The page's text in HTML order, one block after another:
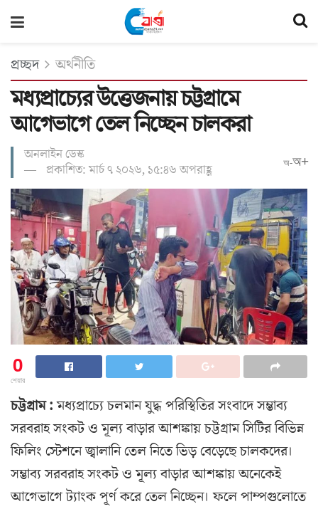
প্রচ্ছদ অর্থনীতি
মধ্যপ্রাচ্যের উত্তেজনায় চট্টগ্রামে
আগেভাগে তেল নিচ্ছেন চালকরা
অনলাইন ডেস্ক
প্রকাশিত: মার্চ ৭ ২০২৬, ১৫:৪৬ অপরাহ্ণ
অ-অ+
0
শেয়ার
চট্টগ্রাম :মধ্যপ্রাচ্যে চলমান যুদ্ধ পরিস্থিতির সংবাদে সম্ভাব্য
সরবরাহ সংকট ও মূল্য বাড়ার আশঙ্কায় চট্টগ্রাম সিটির বিভিন্ন
ফিলিং স্টেশনে জ্বালানি তেল নিতে ভিড় বেড়েছে চালকদের।
সম্ভাব্য সরবরাহ সংকট ও মূল্য বাড়ার আশঙ্কায় অনেকেই
আগেভাগে ট্যাংক পূর্ণ করে তেল নিচ্ছেন। ফলে পাম্পগুলোতে